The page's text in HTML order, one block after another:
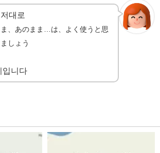
대로
、あのまま…は、よく使うと思
しょう
입니다